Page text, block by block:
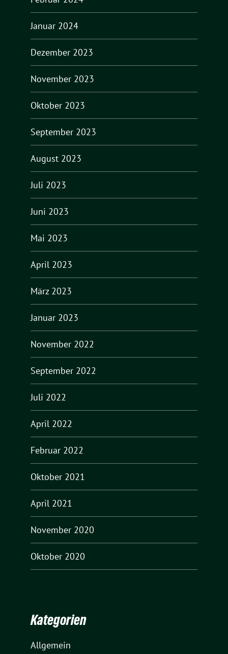
Januar 2024
Dezember 2023
November 2023
Oktober 2023
September 2023
August 2023
Juli 2023
Juni 2023
Mai 2023
April 2023
März 2023
Januar 2023
November 2022
September 2022
Juli 2022
April 2022
Februar 2022
Oktober 2021
April 2021
November 2020
Oktober 2020
Kategorien
Allgemein